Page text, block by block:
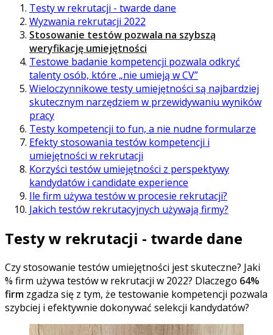
Testy w rekrutacji - twarde dane
Wyzwania rekrutacji 2022
Stosowanie testów pozwala na szybszą
weryfikację umiejętności
Testowe badanie kompetencji pozwala odkryć
talenty osób, które „nie umieją w CV”
Wieloczynnikowe testy umiejętności są najbardziej
skutecznym narzędziem w przewidywaniu wyników
pracy
Testy kompetencji to fun, a nie nudne formularze
Efekty stosowania testów kompetencji i
umiejętności w rekrutacji
Korzyści testów umiejętności z perspektywy
kandydatów i candidate experience
Ile firm używa testów w procesie rekrutacji?
Jakich testów rekrutacyjnych używają firmy?
Testy w rekrutacji - twarde dane
Czy stosowanie testów umiejętności jest skuteczne? Jaki
% firm używa testów w rekrutacji w 2022? Dlaczego 64%
firm zgadza się z tym, że testowanie kompetencji pozwala
szybciej i efektywnie dokonywać selekcji kandydatów?